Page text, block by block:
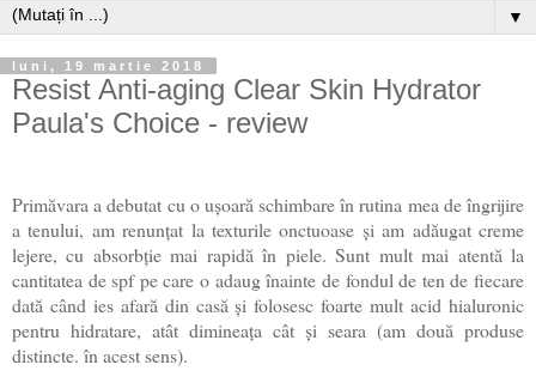
▼
luni, 19 martie 2018
Resist Anti-aging Clear Skin Hydrator
Paula's Choice - review
Primăvara a debutat cu o ușoară schimbare în rutina mea de îngrijire
a tenului, am renunțat la texturile onctuoase și am adăugat creme
lejere, cu absorbție mai rapidă în piele. Sunt mult mai atentă la
cantitatea de spf pe care o adaug înainte de fondul de ten de fiecare
dată când ies afară din casă și folosesc foarte mult acid hialuronic
pentru hidratare, atât dimineața cât și seara (am două produse
distincte. în acest sens).